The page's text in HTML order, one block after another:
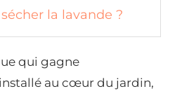
la lavande ?
qui gagne
au cœur du jardin,